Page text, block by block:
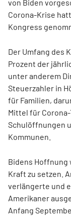
von Biden
Corona-Krise
Kongress
Der Umfang des
Prozent der
unter anderem
Steuerzahler in
für Familien,
Mittel für
Schulöffnungen
Kommunen.
Bidens Hoffnung
Kraft zu setzen.
verlängerte und
Amerikaner
Anfang